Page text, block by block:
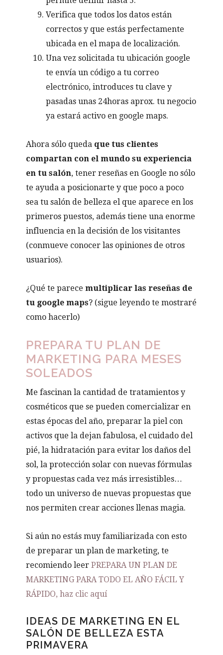
Verifica que todos los datos están
correctos y que estás perfectamente
ubicada en el mapa de localización.
Una vez solicitada tu ubicación google
te envía un código a tu correo
electrónico, introduces tu clave y
pasadas unas 24horas aprox. tu negocio
ya estará activo en google maps.
Ahora sólo queda que tus clientes
compartan con el mundo su experiencia
en tu salón, tener reseñas en Google no sólo
te ayuda a posicionarte y que poco a poco
sea tu salón de belleza el que aparece en los
primeros puestos, además tiene una enorme
influencia en la decisión de los visitantes
(conmueve conocer las opiniones de otros
usuarios).
¿Qué te parecemultiplicar las reseñas de
tu google maps? (sigue leyendo te mostraré
como hacerlo)
PREPARA TU PLAN DE
MARKETING PARA MESES
SOLEADOS
Me fascinan la cantidad de tratamientos y
cosméticos que se pueden comercializar en
estas épocas del año, preparar la piel con
activos que la dejan fabulosa, el cuidado del
pié, la hidratación para evitar los daños del
sol, la protección solar con nuevas fórmulas
y propuestas cada vez más irresistibles…
todo un universo de nuevas propuestas que
nos permiten crear acciones llenas magia.
Si aún no estás muy familiarizada con esto
de preparar un plan de marketing, te
recomiendo leerPREPARA UN PLAN DE
MARKETING PARA TODO EL AÑO FÁCIL Y
RÁPIDO, haz clic aquí
IDEAS DE MARKETING EN EL
SALÓN DE BELLEZA ESTA
PRIMAVERA